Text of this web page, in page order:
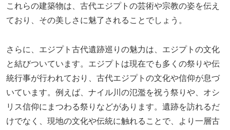
これらの建築物は、古代エジプトの芸術や宗教の姿を伝え
ており、その美しさに魅了されることでしょう。
さらに、エジプト古代遺跡巡りの魅力は、エジプトの文化
と結びついています。エジプトは現在でも多くの祭りや伝
統行事が行われており、古代エジプトの文化や信仰が息づ
いています。例えば、ナイル川の氾濫を祝う祭りや、オシ
リス信仰にまつわる祭りなどがあります。遺跡を訪れるだ
けでなく、現地の文化や伝統に触れることで、より一層古